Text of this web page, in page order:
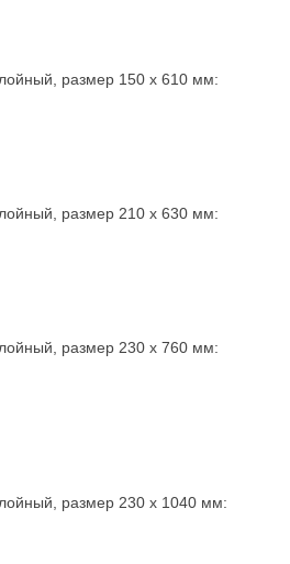
размер 150 х 610 мм:
размер 210 х 630 мм:
размер 230 х 760 мм:
размер 230 х 1040 мм: